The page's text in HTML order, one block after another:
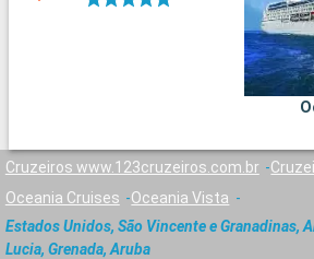
Cruzeiros www.123cruzeiros.com.br
Oceania Cruises
Oceania Vista
Estados Unidos, São Vincente e Granadinas,
Lucia, Grenada, Aruba